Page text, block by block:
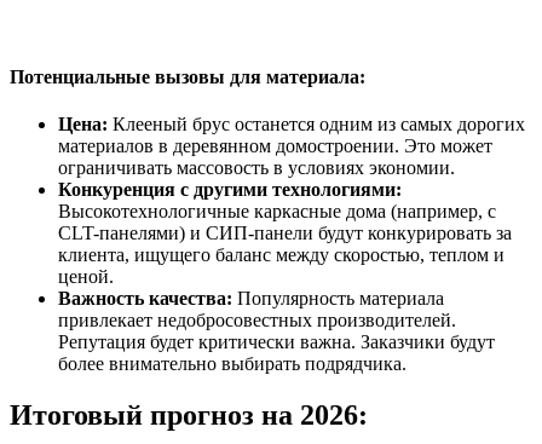
Потенциальные вызовы для материала:
Цена: Клееный брус останется одним из самых дорогих
материалов в деревянном домостроении. Это может
ограничивать массовость в условиях экономии.
Конкуренция с другими технологиями:
Высокотехнологичные каркасные дома (например, с
CLT-панелями) и СИП-панели будут конкурировать за
клиента, ищущего баланс между скоростью, теплом и
ценой.
Важность качества: Популярность материала
привлекает недобросовестных производителей.
Репутация будет критически важна. Заказчики будут
более внимательно выбирать подрядчика.
Итоговый прогноз на 2026: